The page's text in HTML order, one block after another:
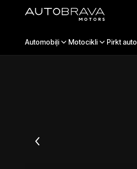
Automobiļi Motocikli Pirkt auto
XPENG X9
Jauni auto XPENG X9